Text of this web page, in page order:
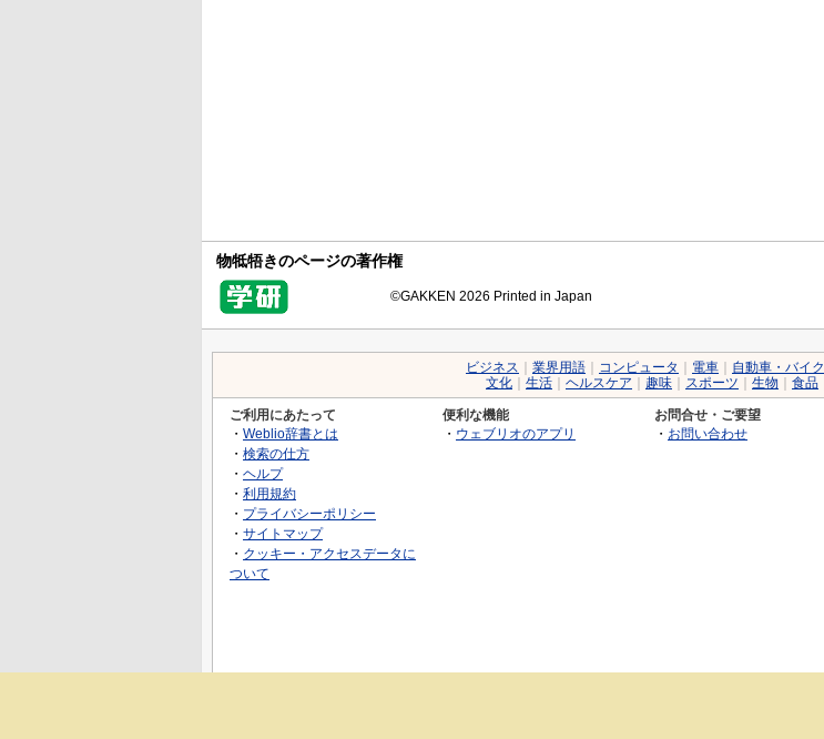
物牴牾きのページの著作権
©GAKKEN 2026 Printed in Japan
ビジネス 業界用語 コンピュータ 電車 自動車・バイク
文化
生活 ヘルスケア 趣味 スポーツ 生物 食品
ご利用にあたって
・ Weblio辞書とは
・ 検索の仕方
・ ヘルプ
・ 利用規約
・ プライバシーポリシー
・ サイトマップ
・ クッキー・アクセスデータに
ついて
便利な機能
・ ウェブリオのアプリ
お問合せ・ご要望
・ お問い合わせ